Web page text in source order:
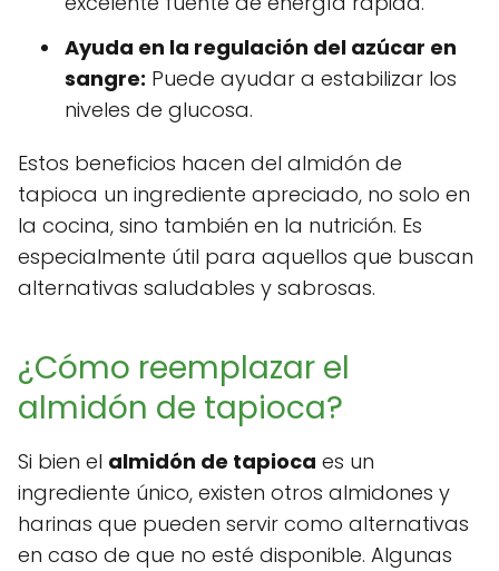
Ayuda en la regulación del azúcar en
sangre: Puede ayudar a estabilizar los
niveles de glucosa.
Estos beneficios hacen del almidón de
tapioca un ingrediente apreciado, no solo en
la cocina, sino también en la nutrición. Es
especialmente útil para aquellos que buscan
alternativas saludables y sabrosas.
¿Cómo reemplazar el
almidón de tapioca?
Si bien el almidón de tapioca es un
ingrediente único, existen otros almidones y
harinas que pueden servir como alternativas
en caso de que no esté disponible. Algunas